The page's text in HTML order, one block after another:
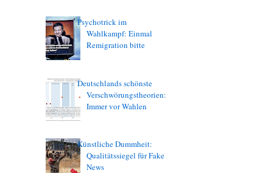
Psychotrick im
Wahlkampf: Einmal
Remigration bitte
Deutschlands schönste
Verschwörungstheorien:
Immer vor Wahlen
Künstliche Dummheit:
Qualitätssiegel für Fake
News